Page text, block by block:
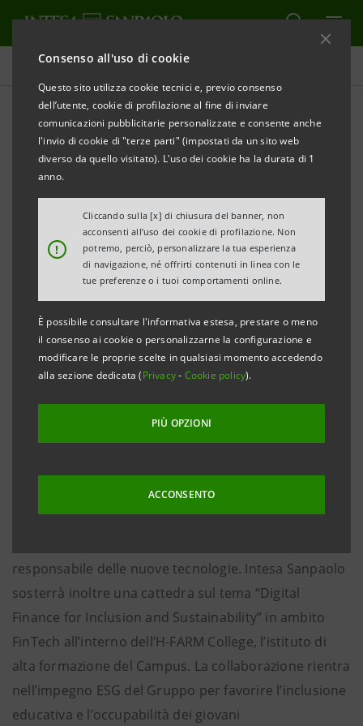
Consenso all'uso di cookie
Questo sito utilizza cookie tecnici e, previo consenso
dell’utente, cookie di profilazione al fine di inviare
comunicazioni pubblicitarie personalizzate e consente anche
l'invio di cookie di "terze parti" (impostati da un sito web
diverso da quello visitato). L'uso dei cookie ha la durata di 1
anno.
!
Cliccando sulla [x] di chiusura del banner, non
acconsenti all’uso dei cookie di profilazione. Non
potremo, perciò, personalizzare la tua esperienza
di navigazione, né offrirti contenuti in linea con le
tue preferenze o i tuoi comportamenti online.
È possibile consultare l'informativa estesa, prestare o meno
il consenso ai cookie o personalizzarne la configurazione e
modificare le proprie scelte in qualsiasi momento accedendo
alla sezione dedicata (Privacy- Cookie policy).
PIÙ OPZIONI
ACCONSENTO
Comunicati stampa
STAMPA AGGIORNA
H-FARM E INTESA SANPAOLO INSIEME PER
DIFFONDERE LA CULTURA DELL’INNOVAZIONE E
DELLA SOSTENIBILITA’ TRA I PIÙ GIOVANI
Il Gruppo Intesa Sanpaolo sosterrà anche un corso
di alta formazione in ambito fintech all’interno
dell’impegno ESG di inclusione educativa e
occupabilità delle nuove generazioni
Ca’ Tron, 27 aprile 2022 – H-FARM e Intesa Sanpaolo
hanno stretto un accordo per promuovere tra i
giovani della “generazione Z” una conoscenza più
attraverso diversi progetti di formazione innovativa in
ambito ‘Education’ legati a competenze oggi sempre
più richieste anche in Banca come intelligenza
artificiale, cyber security, analisi dei dati,
trasformazione digitale ma anche argomenti di
responsabile delle nuove tecnologie. Intesa Sanpaolo
sosterrà inoltre una cattedra sul tema “Digital
Finance for Inclusion and Sustainability” in ambito
FinTech all’interno dell’H-FARM College, l’istituto di
alta formazione del Campus. La collaborazione rientra
nell’impegno ESG del Gruppo per favorire l’inclusione
educativa e l’occupabilità dei giovani